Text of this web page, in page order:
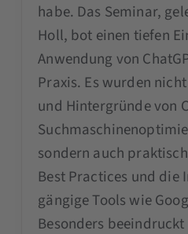
habe. Das Seminar,
Holl, bot einen tiefen
Anwendung von
Praxis. Es wurden
und Hintergründe von
sondern auch
Best Practices und die
gängige Tools wie
Besonders